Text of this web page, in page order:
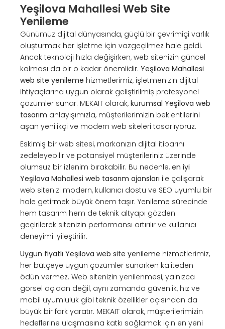
Yeşilova Mahallesi Web Site
Yenileme
Günümüz dijital dünyasında, güçlü bir çevrimiçi varlık
oluşturmak her işletme için vazgeçilmez hale geldi.
Ancak teknoloji hızla değişirken, web sitenizin güncel
kalması da bir o kadar önemlidir. Yeşilova Mahallesi
web site yenileme hizmetlerimiz, işletmenizin dijital
ihtiyaçlarına uygun olarak geliştirilmiş profesyonel
çözümler sunar. MEKAIT olarak, kurumsal Yeşilova web
tasarım anlayışımızla, müşterilerimizin beklentilerini
aşan yenilikçi ve modern web siteleri tasarlıyoruz.
Eskimiş bir web sitesi, markanızın dijital itibarını
zedeleyebilir ve potansiyel müşterileriniz üzerinde
olumsuz bir izlenim bırakabilir. Bu nedenle, en iyi
Yeşilova Mahallesi web tasarım ajansları ile çalışarak
web sitenizi modern, kullanıcı dostu ve SEO uyumlu bir
hale getirmek büyük önem taşır. Yenileme sürecinde
hem tasarım hem de teknik altyapı gözden
geçirilerek sitenizin performansı artırılır ve kullanıcı
deneyimi iyileştirilir.
Uygun fiyatlı Yeşilova web site yenileme hizmetlerimiz,
her bütçeye uygun çözümler sunarken kaliteden
ödün vermez. Web sitenizin yenilenmesi, yalnızca
görsel açıdan değil, aynı zamanda güvenlik, hız ve
mobil uyumluluk gibi teknik özellikler açısından da
büyük bir fark yaratır. MEKAIT olarak, müşterilerimizin
hedeflerine ulaşmasına katkı sağlamak için en yeni